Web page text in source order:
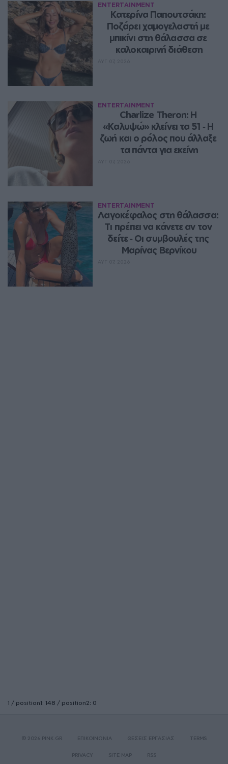
ENTERTAINMENT
Κατερίνα Παπουτσάκη:
Ποζάρει χαμογελαστή με
μπικίνι στη θάλασσα σε
καλοκαιρινή διάθεση
ENTERTAINMENT
Charlize Theron: Η
«Καλυψώ» κλείνει τα 51 ‑ H
ζωή και ο ρόλος που άλλαξε
τα πάντα για εκείνη
ENTERTAINMENT
Λαγοκέφαλος στη θάλασσα:
Τι πρέπει να κάνετε αν τον
δείτε ‑ Οι συμβουλές της
Μαρίνας Βερνίκου
1 / position1: 148 / position2: 0
© 2026 PINK.GR ΕΠΙΚΟΙΝΩΝΙΑ ΘΕΣΕΙΣ ΕΡΓΑΣΙΑΣ TERMS
PRIVACY SITE MAP
RSS